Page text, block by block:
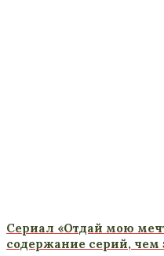
Сериал «Отдай мою
содержание серий, чем